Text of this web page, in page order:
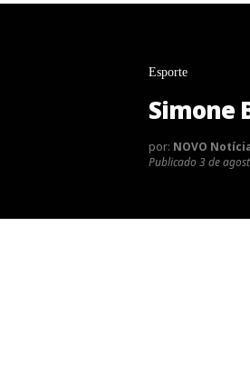
Esporte
Simone
por: NOVO
Publicado 3 de